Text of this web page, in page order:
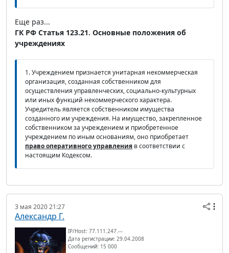
Еще раз...
ГК РФ Статья 123.21. Основные положения об
учреждениях
1. Учреждением признается унитарная некоммерческая
организация, созданная собственником для
осуществления управленческих, социально-культурных
или иных функций некоммерческого характера.
Учредитель является собственником имущества
созданного им учреждения. На имущество, закрепленное
собственником за учреждением и приобретенное
учреждением по иным основаниям, оно приобретает
право оперативного управления в соответствии с
настоящим Кодексом.
3 мая 2020 21:27
Александр Г.
IP/Host: 77.111.247.---
Дата регистрации: 29.04.2008
Сообщений: 15 000